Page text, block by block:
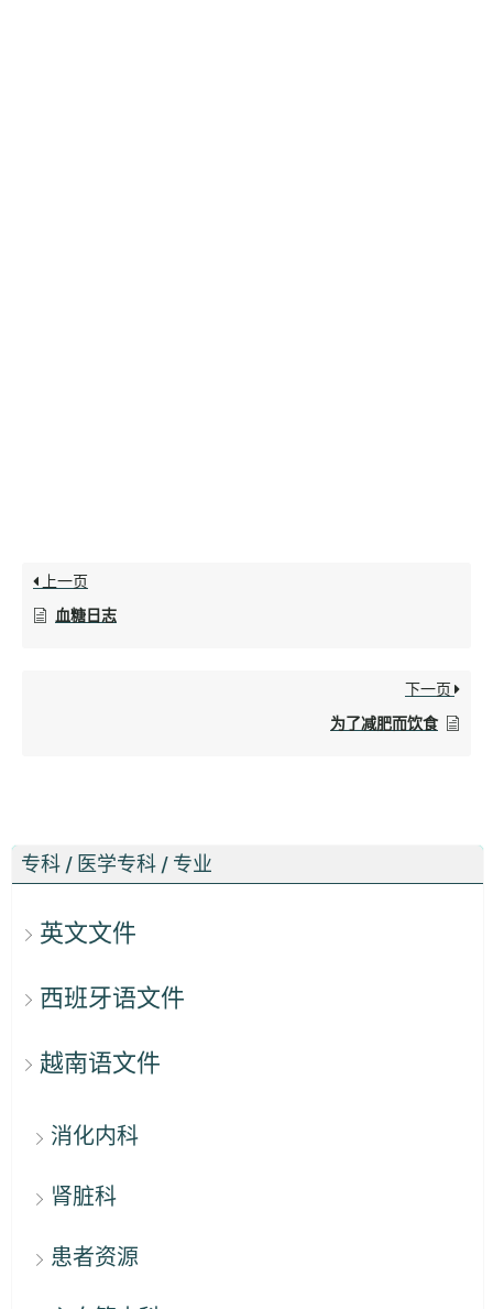
专科 / 医学专科 / 专业
英文文件
西班牙语文件
越南语文件
消化内科
肾脏科
患者资源
上一页
血糖日志
下一页
为了减肥而饮食